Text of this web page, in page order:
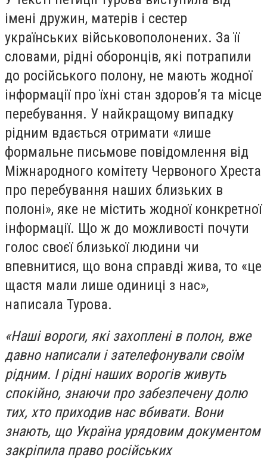
імені дружин, матерів і сестер
українських військовополонених. За її
словами, рідні оборонців, які потрапили
до російського полону, не мають жодної
інформації про їхні стан здоров’я та місце
перебування. У найкращому випадку
рідним вдається отримати «лише
формальне письмове повідомлення від
Міжнародного комітету Червоного Хреста
про перебування наших близьких в
полоні», яке не містить жодної конкретної
інформації. Що ж до можливості почути
голос своєї близької людини чи
впевнитися, що вона справді жива, то «це
щастя мали лише одиниці з нас»,
написала Турова.
«Наші вороги, які захоплені в полон, вже
давно написали і зателефонували своїм
рідним. І рідні наших ворогів живуть
спокійно, знаючи про забезпечену долю
тих, хто приходив нас вбивати. Вони
знають, що Україна урядовим документом
закріпила право російських